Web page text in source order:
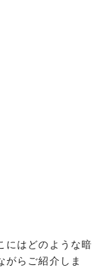
にはどのような暗
がらご紹介しま